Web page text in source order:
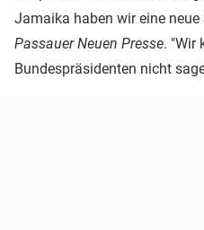
Jamaika haben wir eine
Passauer Neuen Presse. "Wir
Bundespräsidenten nicht